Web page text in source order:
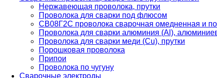
Нержавеющая проволока, прутки
Проволока для сварки под флюсом
СВ08Г2С проволока сварочная омедненная и
Проволока для сварки алюминия (Al),
Проволока для сварки меди (Cu), прутки
Порошковая проволока
Припои
Проволока по чугуну
Сварочные электроды